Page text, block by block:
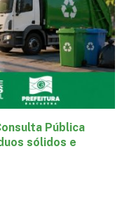
Pública
sólidos e